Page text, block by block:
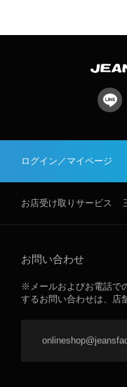
ログイン／マイページ
お店受け取りサービス
お問い合わせ
※メールおよびお電話で
するお問い合わせは、店